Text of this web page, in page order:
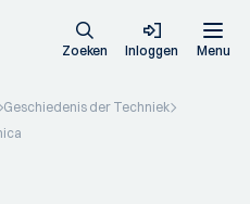
Zoeken Inloggen Menu
Geschiedenis der Techniek